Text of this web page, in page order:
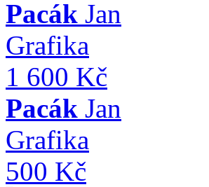
Pacák Jan
Grafika
1 600 Kč
Pacák Jan
Grafika
500 Kč